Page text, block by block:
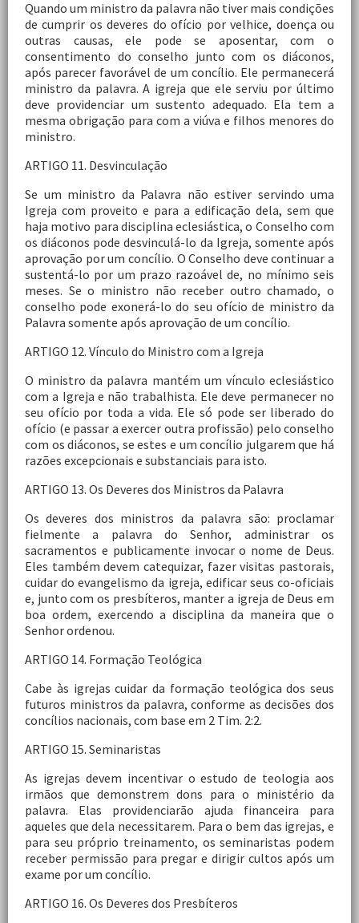
Quando um ministro da palavra não tiver mais condições
de cumprir os deveres do ofício por velhice, doença ou
outras causas, ele pode se aposentar, com o
consentimento do conselho junto com os diáconos,
após parecer favorável de um concílio. Ele permanecerá
ministro da palavra. A igreja que ele serviu por último
deve providenciar um sustento adequado. Ela tem a
mesma obrigação para com a viúva e filhos menores do
ministro.
ARTIGO 11. Desvinculação
Se um ministro da Palavra não estiver servindo uma
Igreja com proveito e para a edificação dela, sem que
haja motivo para disciplina eclesiástica, o Conselho com
os diáconos pode desvinculá-lo da Igreja, somente após
aprovação por um concílio. O Conselho deve continuar a
sustentá-lo por um prazo razoável de, no mínimo seis
meses. Se o ministro não receber outro chamado, o
conselho pode exonerá-lo do seu ofício de ministro da
Palavra somente após aprovação de um concílio.
ARTIGO 12. Vínculo do Ministro com a Igreja
O ministro da palavra mantém um vínculo eclesiástico
com a Igreja e não trabalhista. Ele deve permanecer no
seu ofício por toda a vida. Ele só pode ser liberado do
ofício (e passar a exercer outra profissão) pelo conselho
com os diáconos, se estes e um concílio julgarem que há
razões excepcionais e substanciais para isto.
ARTIGO 13. Os Deveres dos Ministros da Palavra
Os deveres dos ministros da palavra são: proclamar
fielmente a palavra do Senhor, administrar os
sacramentos e publicamente invocar o nome de Deus.
Eles também devem catequizar, fazer visitas pastorais,
cuidar do evangelismo da igreja, edificar seus co-oficiais
e, junto com os presbíteros, manter a igreja de Deus em
boa ordem, exercendo a disciplina da maneira que o
Senhor ordenou.
ARTIGO 14. Formação Teológica
Cabe às igrejas cuidar da formação teológica dos seus
futuros ministros da palavra, conforme as decisões dos
concílios nacionais, com base em 2 Tim. 2:2.
ARTIGO 15. Seminaristas
As igrejas devem incentivar o estudo de teologia aos
irmãos que demonstrem dons para o ministério da
palavra. Elas providenciarão ajuda financeira para
aqueles que dela necessitarem. Para o bem das igrejas, e
para seu próprio treinamento, os seminaristas podem
receber permissão para pregar e dirigir cultos após um
exame por um concílio.
ARTIGO 16. Os Deveres dos Presbíteros